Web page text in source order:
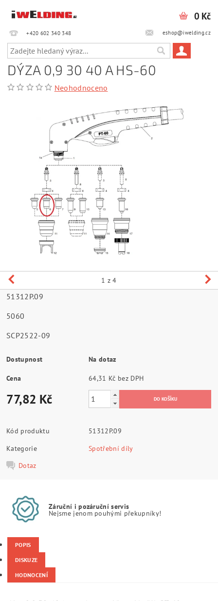
+420 602 340 348‎‎ eshop@iwelding.cz
0 Kč
DÝZA 0,9 30 40 A HS-60
Neohodnoceno
1 z 4
51312P.09
5060
SCP2522-09
Dostupnost Na dotaz
Cena 64,31 Kč bez DPH
77,82 Kč
Kód produktu
51312P.09
Kategorie
Spotřební díly
Dotaz
Záruční i pozáruční servis
Nejsme jenom pouhými překupníky!
POPIS
DISKUZE
HODNOCENÍ